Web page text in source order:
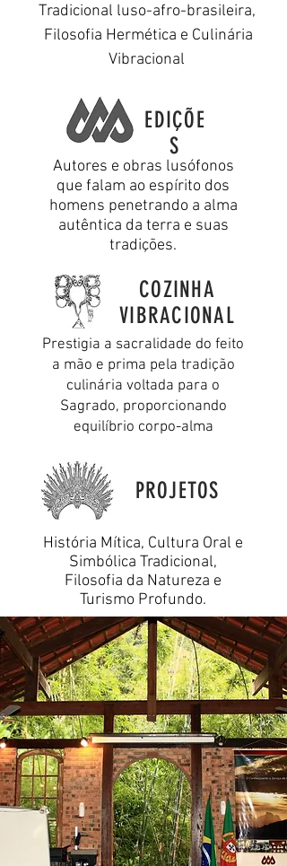
Tradicional luso-afro-brasileira,
Filosofia Hermética e Culinária
Vibracional
EDIÇÕE
S
Autores e obras lusófonos
que falam ao espírito dos
homens penetrando a alma
autêntica da terra e suas
tradições.
COZINHA
VIBRACIONAL
Prestigia a sacralidade do feito
a mão e prima pela tradição
culinária voltada para o
Sagrado, proporcionando
equilíbrio corpo-alma
PROJETOS
História Mítica, Cultura Oral e
Simbólica Tradicional,
Filosofia da Natureza e
Turismo Profundo.